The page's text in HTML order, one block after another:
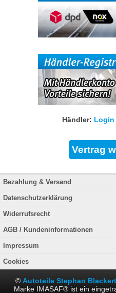
Händler: Login
Bezahlung & Versand
Datenschutzerklärung
Widerrufsrecht
AGB / Kundeninformationen
Impressum
Cookies
© Autoteile Stephan
Marke IMASAF® ist ein